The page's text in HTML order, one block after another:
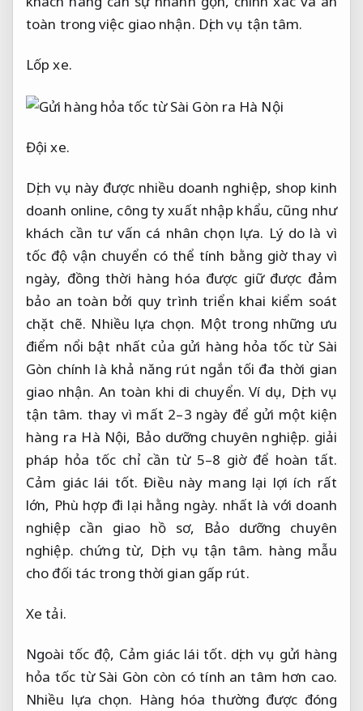
toàn trong việc giao nhận. Dịch vụ tận tâm.
Lốp xe.
Đội xe.
Dịch vụ này được nhiều doanh nghiệp, shop kinh
doanh online, công ty xuất nhập khẩu, cũng như
khách cần tư vấn cá nhân chọn lựa. Lý do là vì
tốc độ vận chuyển có thể tính bằng giờ thay vì
ngày, đồng thời hàng hóa được giữ được đảm
bảo an toàn bởi quy trình triển khai kiểm soát
chặt chẽ. Nhiều lựa chọn. Một trong những ưu
điểm nổi bật nhất của gửi hàng hỏa tốc từ Sài
Gòn chính là khả năng rút ngắn tối đa thời gian
giao nhận. An toàn khi di chuyển. Ví dụ, Dịch vụ
tận tâm. thay vì mất 2–3 ngày để gửi một kiện
hàng ra Hà Nội, Bảo dưỡng chuyên nghiệp. giải
pháp hỏa tốc chỉ cần từ 5–8 giờ để hoàn tất.
Cảm giác lái tốt. Điều này mang lại lợi ích rất
lớn, Phù hợp đi lại hằng ngày. nhất là với doanh
nghiệp cần giao hồ sơ, Bảo dưỡng chuyên
nghiệp. chứng từ, Dịch vụ tận tâm. hàng mẫu
cho đối tác trong thời gian gấp rút.
Xe tải.
Ngoài tốc độ, Cảm giác lái tốt. dịch vụ gửi hàng
hỏa tốc từ Sài Gòn còn có tính an tâm hơn cao.
Nhiều lựa chọn. Hàng hóa thường được đóng